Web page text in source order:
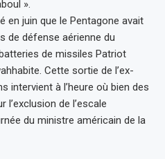
».
en juin que le Pentagone avait
de défense aérienne du
de missiles Patriot
Cette sortie de l’ex-
intervient à l’heure où bien des
l’exclusion de l’escale
du ministre américain de la